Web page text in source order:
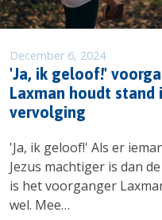
December 6, 2024
'Ja, ik geloof!'
Laxman houdt stand
vervolging
'Ja, ik geloof!' Als er
Jezus machtiger is dan
is het voorganger
wel. Mee…